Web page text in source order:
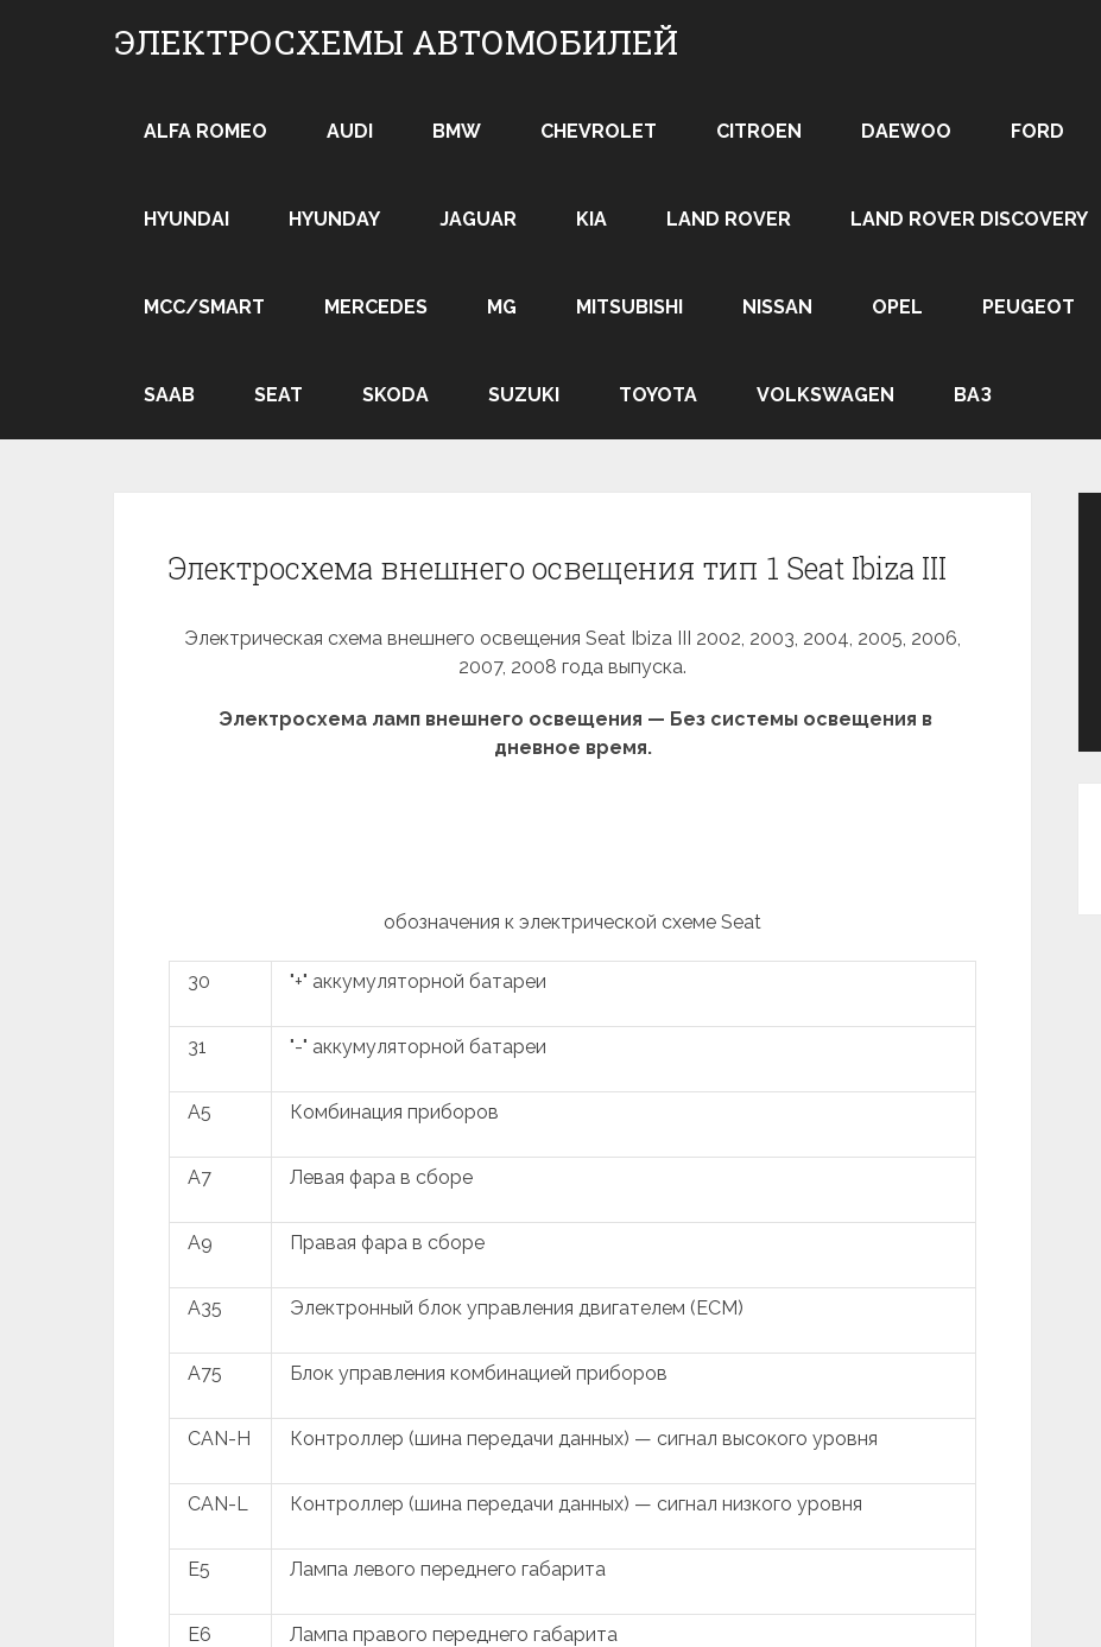
ЭЛЕКТРОСХЕМЫ АВТОМОБИЛЕЙ
ALFA ROMEO AUDI BMW CHEVROLET CITROEN DAEWOO FORD
HYUNDAI HYUNDAY JAGUAR KIA LAND ROVER LAND ROVER DISCOVERY
MCC/SMART MERCEDES MG MITSUBISHI NISSAN OPEL PEUGEOT
SAAB SEAT SKODA SUZUKI TOYOTA VOLKSWAGEN ВАЗ
Электросхема внешнего освещения тип 1 Seat Ibiza III
Электрическая схема внешнего освещения Seat Ibiza III 2002, 2003, 2004, 2005, 2006,
2007, 2008 года выпуска.
Электросхема ламп внешнего освещения — Без системы освещения в
дневное время.
обозначения к электрической схеме Seat
30 "+" аккумуляторной батареи
31 "-" аккумуляторной батареи
A5 Комбинация приборов
A7 Левая фара в сборе
A9 Правая фара в сборе
A35 Электронный блок управления двигателем (ECM)
A75 Блок управления комбинацией приборов
CAN-H Контроллер (шина передачи данных) — сигнал высокого уровня
CAN-L Контроллер (шина передачи данных) — сигнал низкого уровня
E5 Лампа левого переднего габарита
E6 Лампа правого переднего габарита